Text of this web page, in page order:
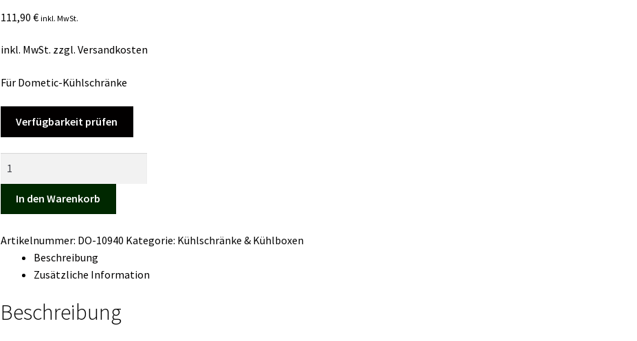
111,90 € inkl. MwSt.
inkl. MwSt. zzgl. Versandkosten
Für Dometic-Kühlschränke
Verfügbarkeit prüfen
Dometic-
Kühlschränke,
135
Watt
Volt,
In den Warenkorb
Artikelnummer: DO-10940 Kategorie: Kühlschränke & Kühlboxen
Beschreibung
Zusätzliche Information
Beschreibung